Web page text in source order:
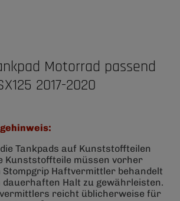
Motorrad passend
2017-2020
Tankpads auf Kunststoffteilen
Kunststoffteile müssen vorher
Stompgrip Haftvermittler behandelt
dauerhaften Halt zu gewährleisten.
reicht üblicherweise für